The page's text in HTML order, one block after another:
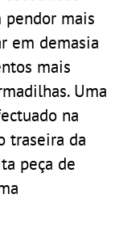
mais
em demasia
mais
Uma
na
traseira da
peça de